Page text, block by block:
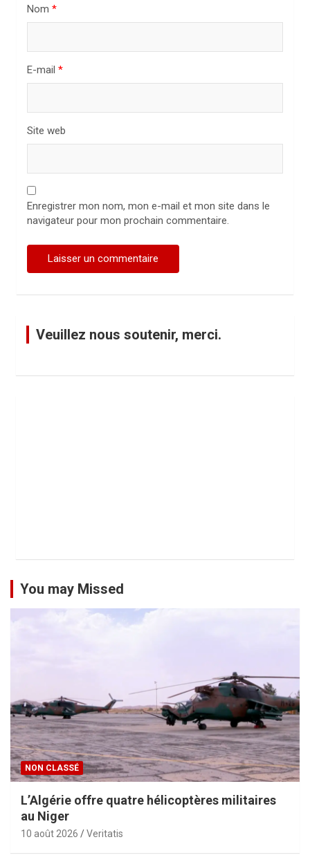
Nom *
E-mail *
Site web
Enregistrer mon nom, mon e-mail et mon site dans le
navigateur pour mon prochain commentaire.
Veuillez nous soutenir, merci.
You may Missed
NON CLASSÉ
L’Algérie offre quatre hélicoptères militaires
au Niger
10 août 2026 Veritatis